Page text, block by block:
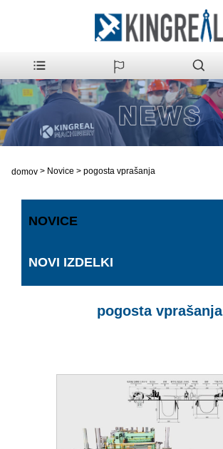
domov > Novice > pogosta vprašanja
NOVICE
NOVI IZDELKI
pogosta vprašanja